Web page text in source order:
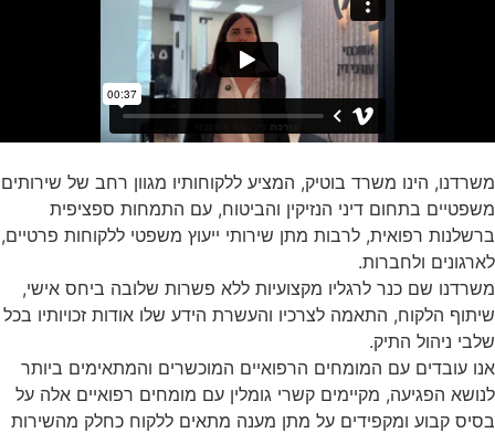
משרדנו, הינו משרד בוטיק, המציע ללקוחותיו מגוון רחב של שירותים
משפטיים בתחום דיני הנזיקין והביטוח, עם התמחות ספציפית
ברשלנות רפואית, לרבות מתן שירותי ייעוץ משפטי ללקוחות פרטיים,
לארגונים ולחברות.
משרדנו שם כנר לרגליו מקצועיות ללא פשרות שלובה ביחס אישי,
שיתוף הלקוח, התאמה לצרכיו והעשרת הידע שלו אודות זכויותיו בכל
שלבי ניהול התיק.
אנו עובדים עם המומחים הרפואיים המוכשרים והמתאימים ביותר
לנושא הפגיעה, מקיימים קשרי גומלין עם מומחים רפואיים אלה על
בסיס קבוע ומקפידים על מתן מענה מתאים ללקוח כחלק מהשירות